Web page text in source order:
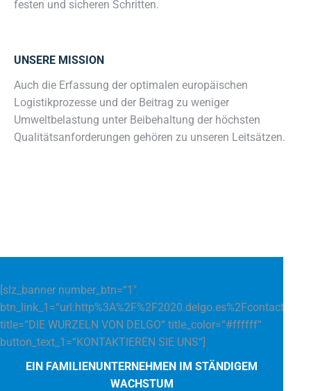
festen und sicheren Schritten.
UNSERE MISSION
Auch die Erfassung der optimalen europäischen
Logistikprozesse und der Beitrag zu weniger
Umweltbelastung unter Beibehaltung der höchsten
Qualitätsanforderungen gehören zu unseren Leitsätzen.
[slz_banner number_btn=“1″
title=“DIE WURZELN VON DELGO“ title_color=“#ffffff“
button_text_1=“KONTAKTIEREN SIE UNS“]
EIN FAMILIENUNTERNEHMEN IM STÄNDIGEM
WACHSTUM